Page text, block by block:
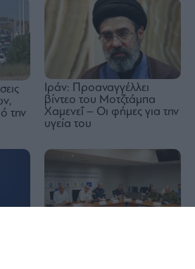
την
Ιράν: Προαναγγέλλει
βίντεο του Μοτζτάμπα
Χαμενεΐ – Οι φήμες για την
υγεία του